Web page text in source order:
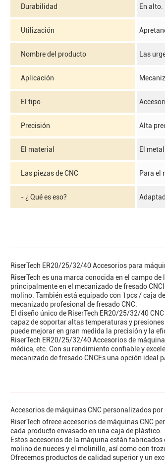
Durabilidad En alto.
Utilización
Nombre del producto Las
Aplicación
El tipo
Precisión Alta
El material El metal
Las piezas de CNC Para el
- ¿ Qué es eso?
RiserTech ER20/25/32/40 Accesorios para
RiserTech es una marca conocida en el campo
principalmente en el mecanizado de fresado
molino. También está equipado con 1pcs / caja
mecanizado profesional de fresado CNC.
El diseño único de RiserTech ER20/25/32/40
capaz de soportar altas temperaturas y
puede mejorar en gran medida la precisión y la
RiserTech ER20/25/32/40 Accesorios de
médica, etc. Con su rendimiento confiable y
mecanizado de fresado CNCEs una opción ideal
Accesorios de máquinas CNC personalizados por
RiserTech ofrece accesorios de máquinas CNC
cada producto envasado en una caja de plástico.
Estos accesorios de la máquina están
molino de nueces y el molinillo, así como con
Ofrecemos productos de calidad superior y un